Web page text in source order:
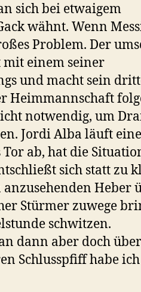
sich bei etwaigem
wähnt. Wenn
Problem. Der
mit einem seiner
und macht sein
Heimmannschaft
notwendig, um
Jordi Alba läuft
ab, hat die
sich statt zu
Heber
Stürmer zuwege
schwitzen.
dann aber doch
Schlusspfiff habe